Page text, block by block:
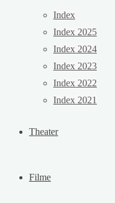
Index
Index 2025
Index 2024
Index 2023
Index 2022
Index 2021
Theater
Filme